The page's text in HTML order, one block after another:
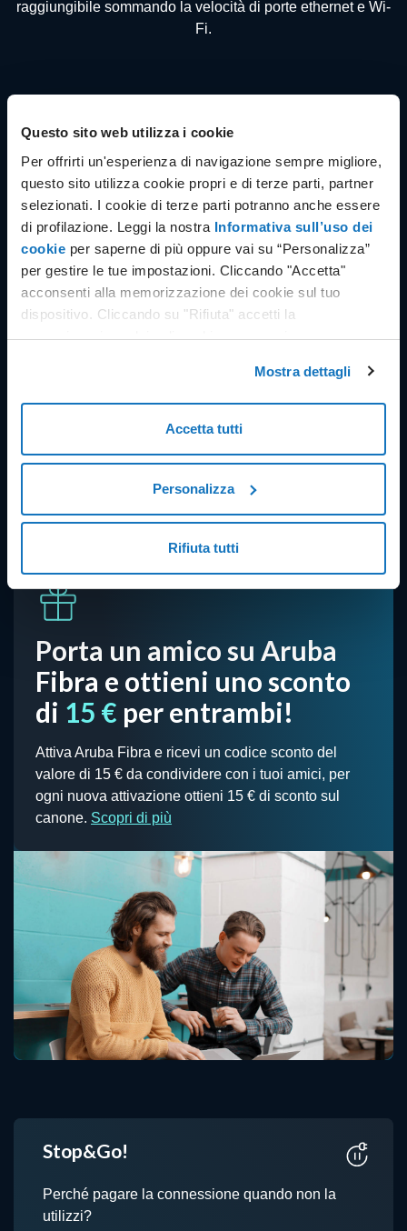
Questo sito web utilizza i cookie
Per offrirti un'esperienza di navigazione sempre migliore,
questo sito utilizza cookie propri e di terze parti, partner
selezionati. I cookie di terze parti potranno anche essere
di profilazione. Leggi la nostra Informativa sull’uso dei
cookie per saperne di più oppure vai su “Personalizza”
per gestire le tue impostazioni. Cliccando "Accetta"
acconsenti alla memorizzazione dei cookie sul tuo
dispositivo. Cliccando su "Rifiuta" accetti la
memorizzazione dei soli cookie necessari.
Mostra dettagli
Accetta tutti
Personalizza
Rifiuta tutti
raggiungibile sommando la velocità di porte ethernet e Wi-
Fi.
Attiva la fibra e ottieni un
voucher da100 €
L'iniziativa Open Fiber Voucher riguarda quasi 600
comuni italiani selezionati fra quelli appartenenti
alle Aree bianche e ti permette di ricevere un buono
digitale per i tuoi acquisti Amazon, Q8, MediaWorld,
Eni, Coop e Conad.Scopri tutti i dettagli
Porta un amico su Aruba
Fibra e ottieni uno sconto
di 15 € per entrambi!
Attiva Aruba Fibra e ricevi un codice sconto del
valore di 15 € da condividere con i tuoi amici, per
ogni nuova attivazione ottieni 15 € di sconto sul
canone. Scopri di più
Stop&Go!
Perché pagare la connessione quando non la
utilizzi?